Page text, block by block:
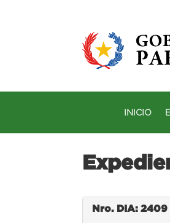
INICIO
Nro. DIA: 2409